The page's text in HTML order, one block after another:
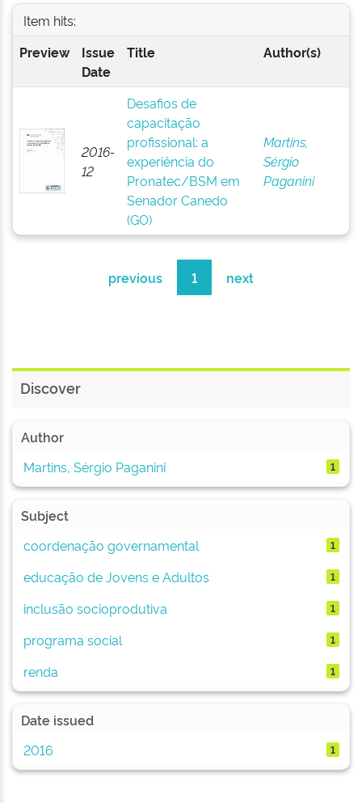
Item hits:
Preview
Issue
Date
Title Author(s)
2016-
12
Desafios de
capacitação
profissional: a
experiência do
Pronatec/BSM em
Senador Canedo
(GO)
Martins,
Sérgio
Paganini
previous 1 next
Discover
Author
Martins, Sérgio Paganini
1
Subject
coordenação governamental
1
educação de Jovens e Adultos 1
inclusão socioprodutiva 1
programa social 1
renda 1
Date issued
2016
1